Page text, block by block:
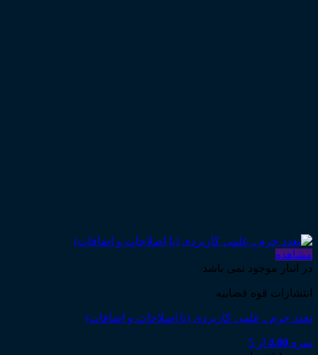
مشاهده
در انبار موجود نمی باشد
انتشارات قوه قضاییه
تعدد جرم ـ علمی کاربردی (با اصلاحات و اضافات)
نمره 4.00 از 5